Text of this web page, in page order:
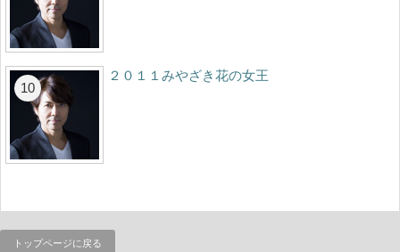
２０１１みやざき花の女王
トップページに戻る